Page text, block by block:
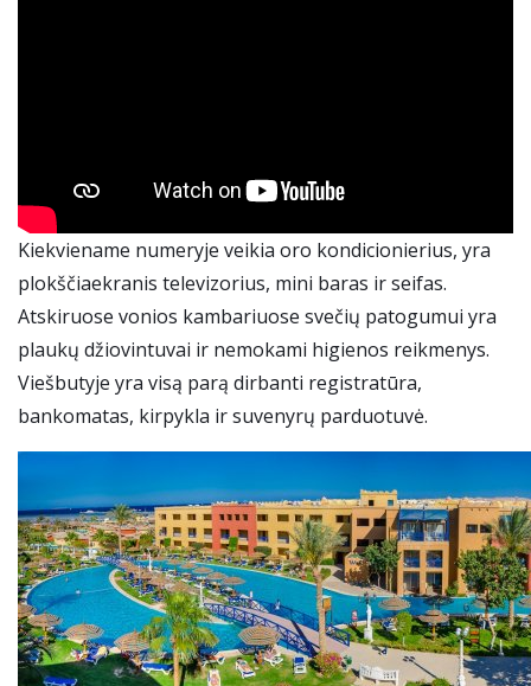
Kiekviename numeryje veikia oro kondicionierius, yra
plokščiaekranis televizorius, mini baras ir seifas.
Atskiruose vonios kambariuose svečių patogumui yra
plaukų džiovintuvai ir nemokami higienos reikmenys.
Viešbutyje yra visą parą dirbanti registratūra,
bankomatas, kirpykla ir suvenyrų parduotuvė.